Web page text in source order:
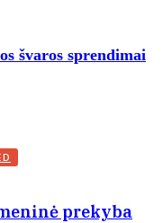
švaros sprendimai
prekyba